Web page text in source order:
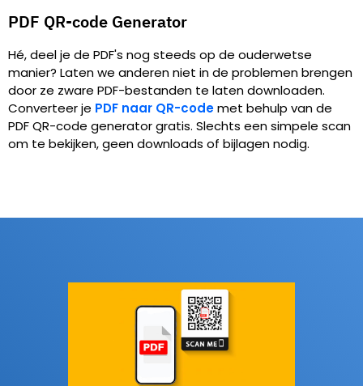
PDF QR-code Generator
Hé, deel je de PDF's nog steeds op de ouderwetse
manier? Laten we anderen niet in de problemen brengen
door ze zware PDF-bestanden te laten downloaden.
Converteer je PDF naar QR-codemet behulp van de
PDF QR-code generator gratis. Slechts een simpele scan
om te bekijken, geen downloads of bijlagen nodig.